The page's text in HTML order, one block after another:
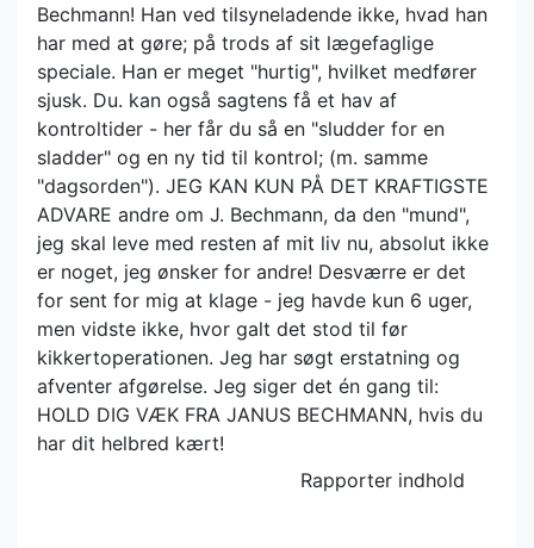
Bechmann! Han ved tilsyneladende ikke, hvad han
har med at gøre; på trods af sit lægefaglige
speciale. Han er meget "hurtig", hvilket medfører
sjusk. Du. kan også sagtens få et hav af
kontroltider - her får du så en "sludder for en
sladder" og en ny tid til kontrol; (m. samme
"dagsorden"). JEG KAN KUN PÅ DET KRAFTIGSTE
ADVARE andre om J. Bechmann, da den "mund",
jeg skal leve med resten af mit liv nu, absolut ikke
er noget, jeg ønsker for andre! Desværre er det
for sent for mig at klage - jeg havde kun 6 uger,
men vidste ikke, hvor galt det stod til før
kikkertoperationen. Jeg har søgt erstatning og
afventer afgørelse. Jeg siger det én gang til:
HOLD DIG VÆK FRA JANUS BECHMANN, hvis du
har dit helbred kært!
Rapporter indhold